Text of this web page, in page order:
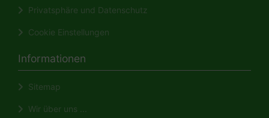
Privatsphäre und Datenschutz
Cookie Einstellungen
Informationen
Sitemap
Wir über uns ...